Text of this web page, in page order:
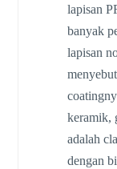
lapisan
banyak
lapisan
keramik,
adalah
dengan